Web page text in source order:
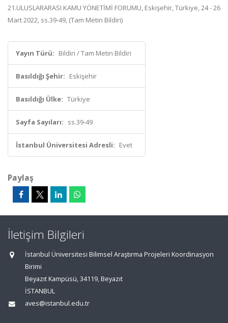
21.ULUSLARARASI KAMU YÖNETİMİ FORUMU, Eskişehir, Türkiye, 24 - 26
Mart 2022, ss.39-49, (Tam Metin Bildiri)
Yayın Türü: Bildiri / Tam Metin Bildiri
Basıldığı Şehir: Eskişehir
Basıldığı Ülke: Türkiye
Sayfa Sayıları: ss.39-49
İstanbul Üniversitesi Adresli: Evet
Paylaş
İletişim Bilgileri
İstanbul Üniversitesi Bilimsel Araştırma Projeleri Koordinasyon
Birimi
Beyazıt Kampüsü, 34119, Beyazıt
İSTANBUL
aves@istanbul.edu.tr